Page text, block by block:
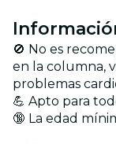
🚫 No es
en la columna,
problemas
💪 Apto para
🔞 La edad